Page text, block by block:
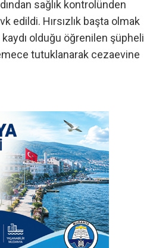
sağlık kontrolünden
edildi. Hırsızlık başta olmak
olduğu öğrenilen şüpheli
tutuklanarak cezaevine